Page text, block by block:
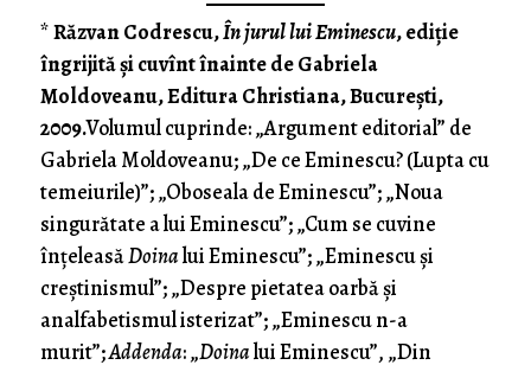
*Răzvan Codrescu,În jurul lui Eminescu, ediţie
îngrijită şi cuvînt înainte de Gabriela
Moldoveanu, Editura Christiana, Bucureşti,
2009.Volumul cuprinde: „Argument editorial” de
Gabriela Moldoveanu; „De ce Eminescu? (Lupta cu
temeiurile)”; „Oboseala de Eminescu”; „Noua
singurătate a lui Eminescu”; „Cum se cuvine
înţeleasăDoinalui Eminescu”; „Eminescu şi
creştinismul”; „Despre pietatea oarbă şi
analfabetismul isterizat”; „Eminescu n-a
murit”;Addenda: „Doinalui Eminescu”, „Din